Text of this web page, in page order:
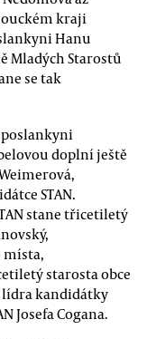
kraji
Hanu
Mladých Starostů
se tak
doplní ještě
STAN.
stane třicetiletý
místa,
starosta obce
lídra kandidátky
Josefa Cogana.